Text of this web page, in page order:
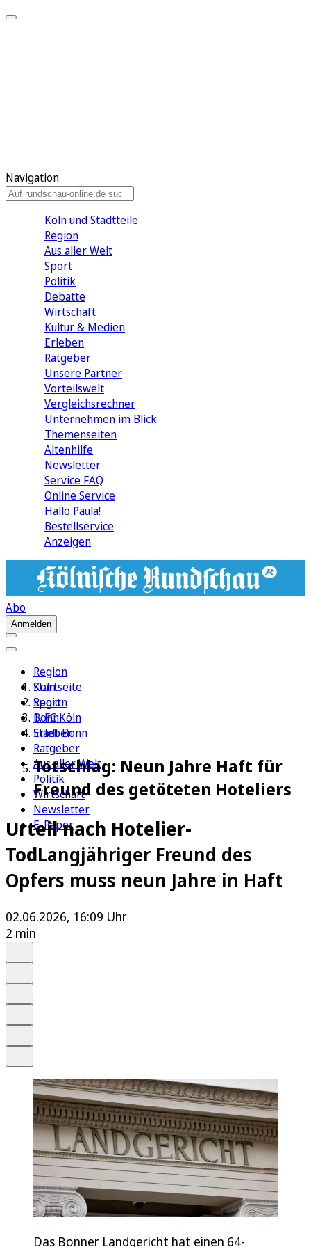
Navigation
Köln und Stadtteile
Region
Aus aller Welt
Sport
Politik
Debatte
Wirtschaft
Kultur & Medien
Erleben
Ratgeber
Unsere Partner
Vorteilswelt
Vergleichsrechner
Unternehmen im Blick
Themenseiten
Altenhilfe
Newsletter
Service FAQ
Online Service
Hallo Paula!
Bestellservice
Anzeigen
Abo
Anmelden
Region
Köln
Sport
1. FC Köln
Erleben
Ratgeber
Aus aller Welt
Politik
Wirtschaft
Newsletter
E-Paper
Startseite
Region
Bonn
Stadt Bonn
Totschlag: Neun Jahre Haft für
Freund des getöteten Hoteliers
Urteil nach Hotelier-
TodLangjähriger Freund des
Opfers muss neun Jahre in Haft
02.06.2026, 16:09 Uhr
2 min
Das Bonner Landgericht hat einen 64-